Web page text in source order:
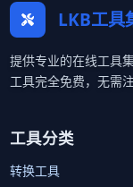
LKB工具
提供专业的在线工具
工具完全免费，无需
工具分类
转换工具